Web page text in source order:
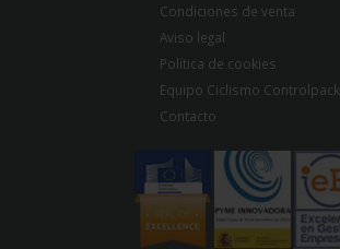
Condiciones de venta
Aviso legal
Política de cookies
Equipo Ciclismo Controlpack
Contacto